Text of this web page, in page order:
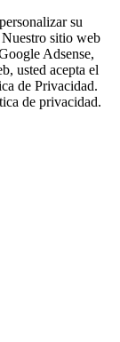
su
sitio web
Adsense,
usted acepta el
de Privacidad.
de privacidad.